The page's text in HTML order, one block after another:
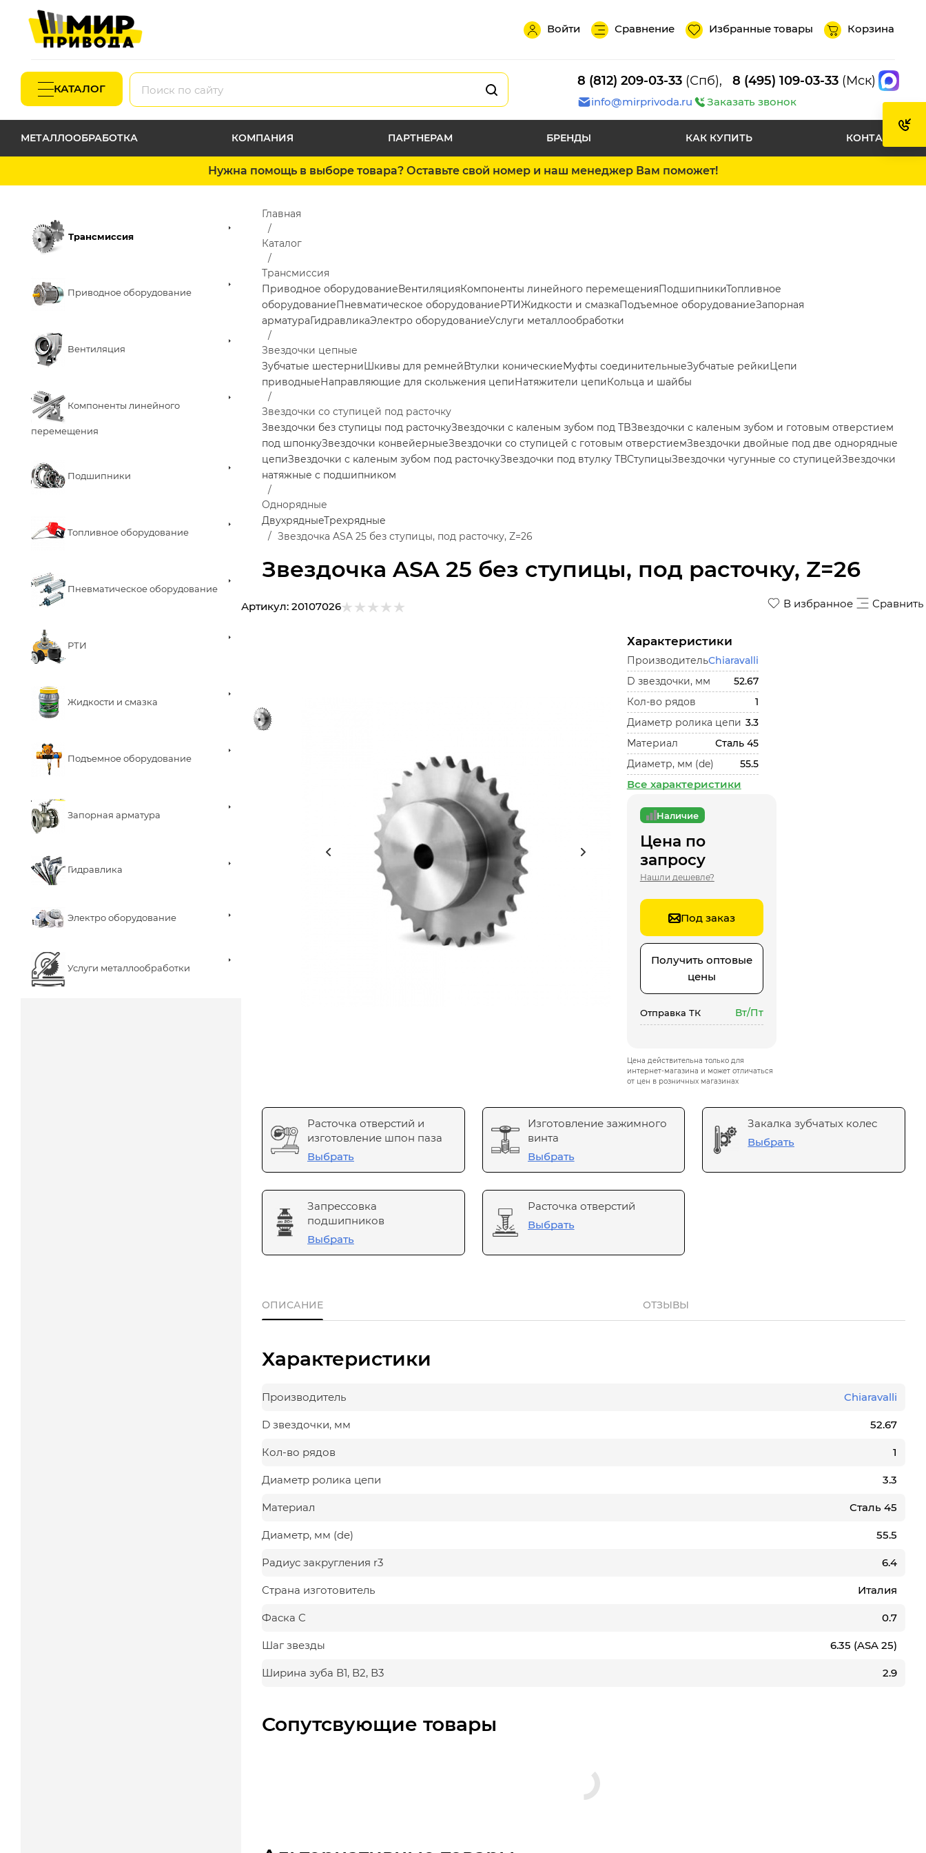
Войти Сравнение Избранные товары Корзина
КАТАЛОГ
8 (812) 209-03-33 (Спб), 8 (495) 109-03-33 (Мск)
info@mirprivoda.ru Заказать звонок
МЕТАЛЛООБРАБОТКА КОМПАНИЯ ПАРТНЕРАМ БРЕНДЫ КАК КУПИТЬ КОНТАКТЫ
Нужна помощь в выборе товара? Оставьте свой номер и наш менеджер Вам поможет!
Трансмиссия
Приводное оборудование
Вентиляция
Компоненты линейного
перемещения
Подшипники
Топливное оборудование
Пневматическое оборудование
РТИ
Жидкости и смазка
Подъемное оборудование
Запорная арматура
Гидравлика
Электро оборудование
Услуги металлообработки
Звездочка ASA 25 без ступицы, под расточку, Z=26
Главная
Каталог
Трансмиссия
Приводное оборудованиеВентиляцияКомпоненты линейного перемещенияПодшипникиТопливное
оборудованиеПневматическое оборудованиеРТИЖидкости и смазкаПодъемное оборудованиеЗапорная
арматураГидравликаЭлектро оборудованиеУслуги металлообработки
Звездочки цепные
Зубчатые шестерниШкивы для ремнейВтулки коническиеМуфты соединительныеЗубчатые рейкиЦепи
приводныеНаправляющие для скольжения цепиНатяжители цепиКольца и шайбы
Звездочки со ступицей под расточку
Звездочки без ступицы под расточкуЗвездочки с каленым зубом под TBЗвездочки с каленым зубом и готовым отверстием
под шпонкуЗвездочки конвейерныеЗвездочки со ступицей с готовым отверстиемЗвездочки двойные под две однорядные
цепиЗвездочки с каленым зубом под расточкуЗвездочки под втулку ТВСтупицыЗвездочки чугунные со ступицейЗвездочки
натяжные с подшипником
Однорядные
ДвухрядныеТрехрядные
Звездочка ASA 25 без ступицы, под расточку, Z=26
В избранное Сравнить
Артикул: 20107026
Характеристики
ПроизводительChiaravalli
D звездочки, мм
52.67
Кол-во рядов
1
Диаметр ролика цепи 3.3
Материал
Сталь 45
Диаметр, мм (de)
55.5
Все характеристики
Наличие
Цена по
запросу
Нашли дешевле?
Под заказ
Получить оптовые
цены
Отправка ТК Вт/Пт
Цена действительна только для
интернет-магазина и может отличаться
от цен в розничных магазинах
Расточка отверстий и
изготовление шпон паза
Выбрать
Изготовление зажимного
винта
Выбрать
Закалка зубчатых колес
Выбрать
Запрессовка
подшипников
Выбрать
Расточка отверстий
Выбрать
ОПИСАНИЕ ОТЗЫВЫ
Характеристики
Производитель Chiaravalli
D звездочки, мм 52.67
Кол-во рядов 1
Диаметр ролика цепи 3.3
Материал Сталь 45
Диаметр, мм (de) 55.5
Радиус закругления r3 6.4
Страна изготовитель Италия
Фаска C 0.7
Шаг звезды 6.35 (ASA 25)
Ширина зуба В1, В2, В3 2.9
Сопутсвующие товары